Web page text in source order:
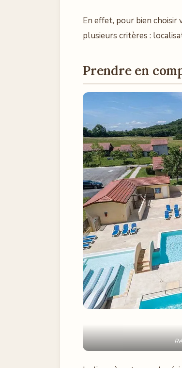
En effet, pour bien choisir
plusieurs critères :
Prendre en